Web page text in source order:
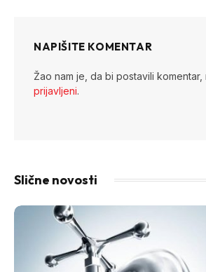
NAPIŠITE KOMENTAR
Žao nam je, da bi postavili komentar,
prijavljeni.
Slične novosti